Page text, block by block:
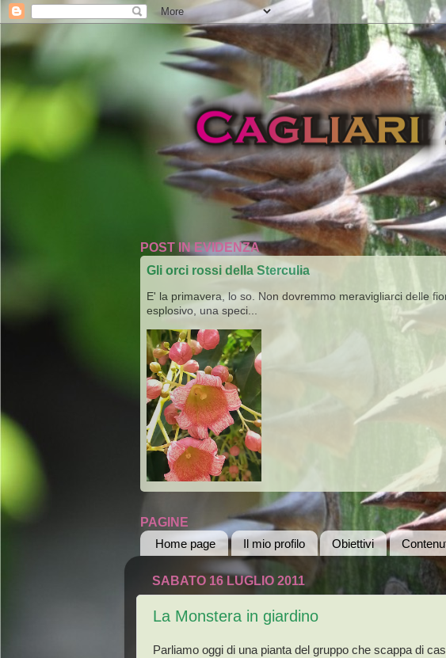
POST IN EVIDENZA
Gli orci rossi della Sterculia
E' la primavera, lo so. Non dovremmo meravigliarci delle
esplosivo, una speci...
PAGINE
Home page
Il mio profilo Obiettivi
SABATO 16 LUGLIO 2011
La Monstera in giardino
Parliamo oggi di una pianta del gruppo che scappa di